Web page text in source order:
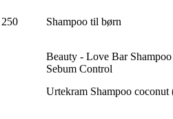
Shampoo til børn
Beauty - Love Bar
Sebum Control
Urtekram Shampoo coconut